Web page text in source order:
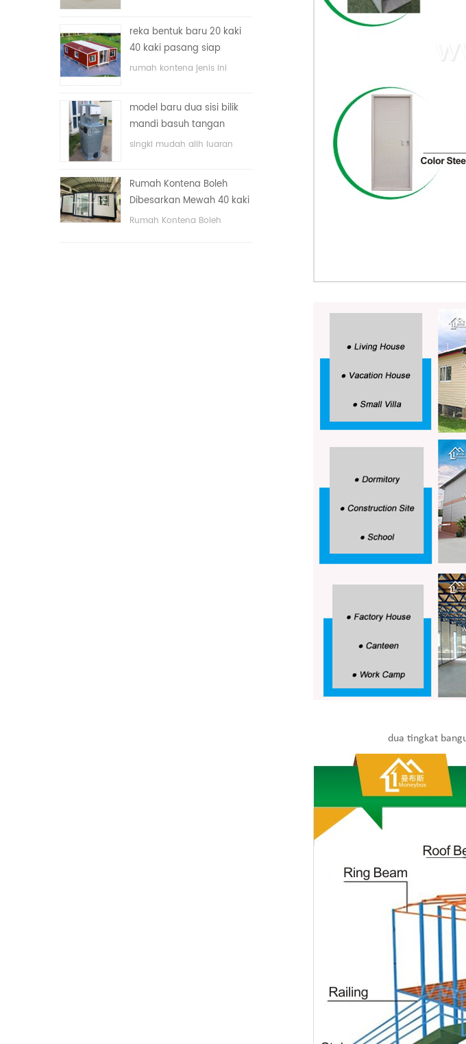
reka bentuk baru 20 kaki
40 kaki pasang siap
rumah kontena kecil yang
rumah kontena jenis ini
tidur, satu bilik mandi dan
dengan sistem elektrik.
model baru dua sisi bilik
mandi basuh tangan
awam mewah plastik
singki mudah alih luaran
Rumah Kontena Boleh
Dibesarkan Mewah 40 kaki
Dengan Tiga Bilik Tidur
Rumah Kontena Boleh
dua tingkat